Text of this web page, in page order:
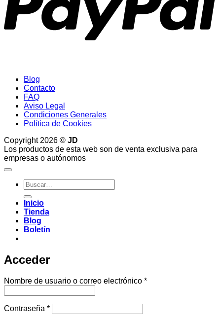
Blog
Contacto
FAQ
Aviso Legal
Condiciones Generales
Política de Cookies
Copyright 2026 © JD
Los productos de esta web son de venta exclusiva para
empresas o autónomos
Buscar
por:
Inicio
Tienda
Blog
Boletín
Acceder
Nombre de usuario o correo electrónico *Obligatorio
Contraseña *Obligatorio